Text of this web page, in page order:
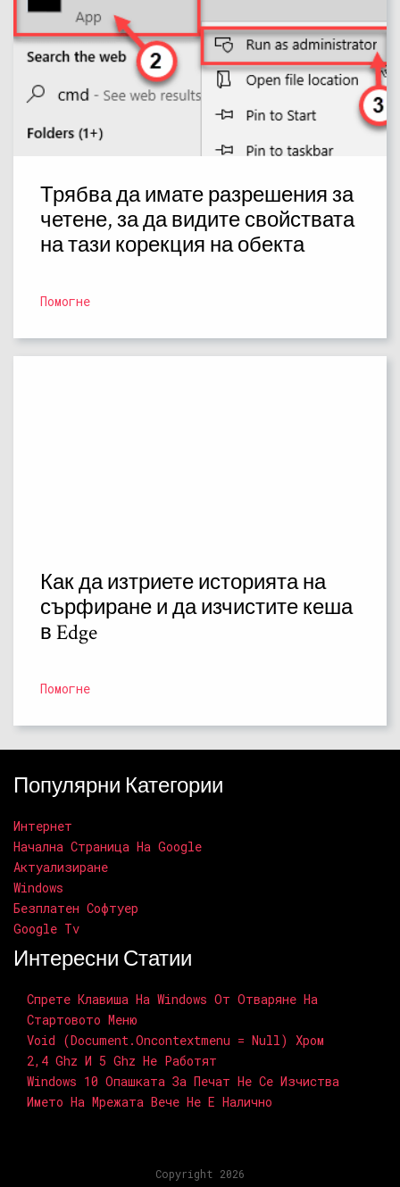
Трябва да имате разрешения за
четене, за да видите свойствата
на тази корекция на обекта
Помогне
Как да изтриете историята на
сърфиране и да изчистите кеша
в Edge
Помогне
Популярни Категории
Интернет
Начална Страница На Google
Актуализиране
Windows
Безплатен Софтуер
Google Tv
Интересни Статии
Спрете Клавиша На Windows От Отваряне На
Стартовото Меню
Void (document.oncontextmenu = Null) Хром
2,4 Ghz И 5 Ghz Не Работят
Windows 10 Опашката За Печат Не Се Изчиства
Името На Мрежата Вече Не Е Налично
Copyright 2026